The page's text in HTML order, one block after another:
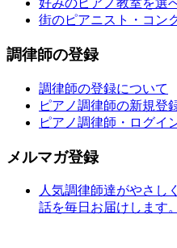
好みのピアノ教室を選
街のピアニスト・コン
調律師の登録
調律師の登録について
ピアノ調律師の新規登
ピアノ調律師・ログイ
メルマガ登録
人気調律師達がやさし
話を毎日お届けします。